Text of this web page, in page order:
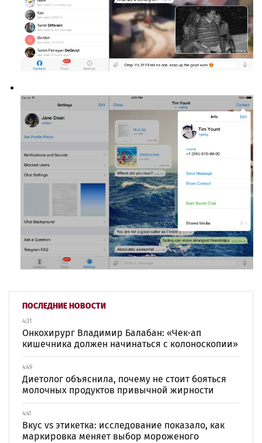
ПОСЛЕДНИЕ НОВОСТИ
4:31
Онкохирург Владимир Балабан: «Чек-ап
кишечника должен начинаться с колоноскопии»
4:49
Диетолог объяснила, почему не стоит бояться
молочных продуктов привычной жирности
4:41
Вкус vs этикетка: исследование показало, как
маркировка меняет выбор мороженого